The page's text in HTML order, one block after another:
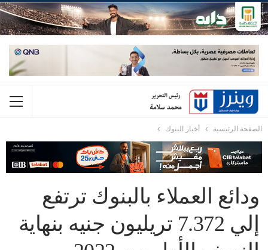
الصفحة الرئيسية أخبار البنوك
ودائع العملاء بالبنوك ترتفع
إلي 7.372 تريليون جنيه بنهاية